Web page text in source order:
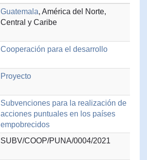
Guatemala, América del Norte,
Central y Caribe
Cooperación para el desarrollo
Proyecto
Subvenciones para la realización de
acciones puntuales en los países
empobrecidos
SUBV/COOP/PUNA/0004/2021